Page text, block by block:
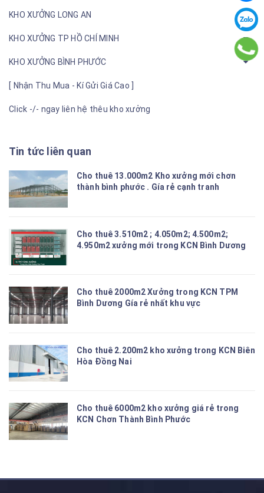
KHO XƯỞNG LONG AN
KHO XƯỞNG TP HỒ CHÍ MINH
KHO XƯỞNG BÌNH PHƯỚC
[ Nhận Thu Mua - Kí Gửi Giá Cao ]
Click -/- ngay liên hệ thêu kho xưởng
Tin tức liên quan
Cho thuê 13.000m2 Kho xưởng mới chơn
thành bình phước . Gía rẻ cạnh tranh
Cho thuê 3.510m2 ; 4.050m2; 4.500m2;
4.950m2 xưởng mới trong KCN Bình Dương
Cho thuê 2000m2 Xưởng trong KCN TPM
Bình Dương Gía rẻ nhất khu vực
Cho thuê 2.200m2 kho xưởng trong KCN Biên
Hòa Đồng Nai
Cho thuê 6000m2 kho xưởng giá rẻ trong
KCN Chơn Thành Bình Phước